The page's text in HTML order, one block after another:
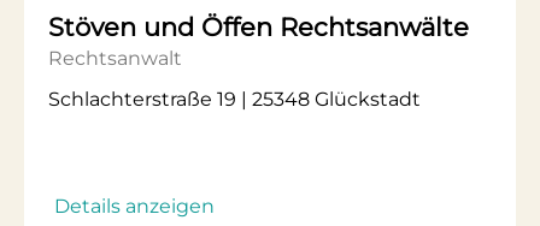
Stöven und Öffen Rechtsanwälte
Rechtsanwalt
Schlachterstraße 19 | 25348 Glückstadt
Details anzeigen